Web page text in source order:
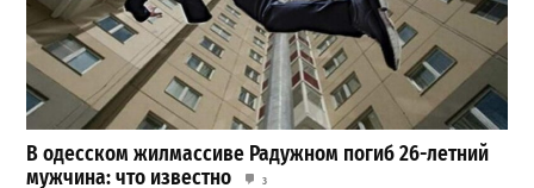
В одесском жилмассиве Радужном погиб 26-летний
мужчина: что известно
3